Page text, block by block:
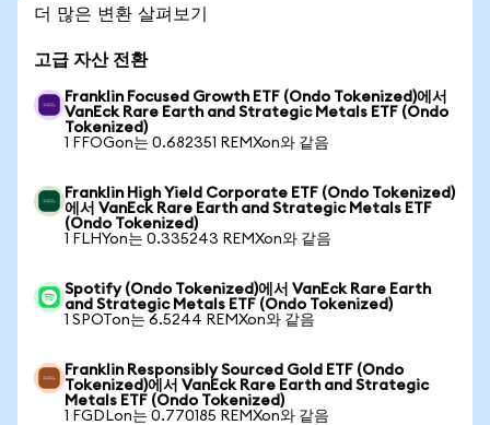
더 많은 변환 살펴보기
고급 자산 전환
Franklin Focused Growth ETF (Ondo Tokenized)에서
VanEck Rare Earth and Strategic Metals ETF (Ondo
Tokenized)
1 FFOGon는 0.682351 REMXon와 같음
Franklin High Yield Corporate ETF (Ondo Tokenized)
에서 VanEck Rare Earth and Strategic Metals ETF
(Ondo Tokenized)
1 FLHYon는 0.335243 REMXon와 같음
Spotify (Ondo Tokenized)에서 VanEck Rare Earth
and Strategic Metals ETF (Ondo Tokenized)
1 SPOTon는 6.5244 REMXon와 같음
Franklin Responsibly Sourced Gold ETF (Ondo
Tokenized)에서 VanEck Rare Earth and Strategic
Metals ETF (Ondo Tokenized)
1 FGDLon는 0.770185 REMXon와 같음